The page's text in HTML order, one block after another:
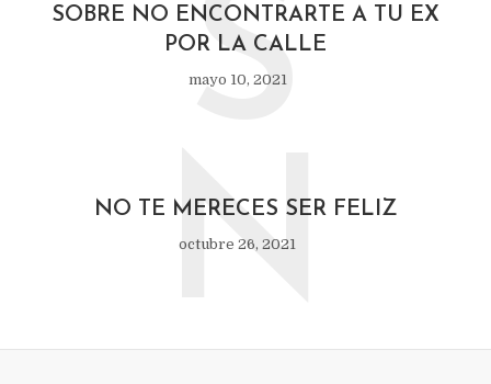
SOBRE NO ENCONTRARTE A TU EX
POR LA CALLE
mayo 10, 2021
S
NO TE MERECES SER FELIZ
octubre 26, 2021
N